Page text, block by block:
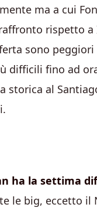
ma a cui
rispetto a
sono
difficili fino ad
storica al
ha la settima
le big, eccetto il